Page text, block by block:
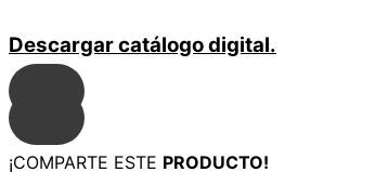
Descargar catálogo digital.
¡COMPARTE ESTE PRODUCTO!